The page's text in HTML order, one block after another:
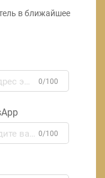
в ближайшее
0/100
0/100